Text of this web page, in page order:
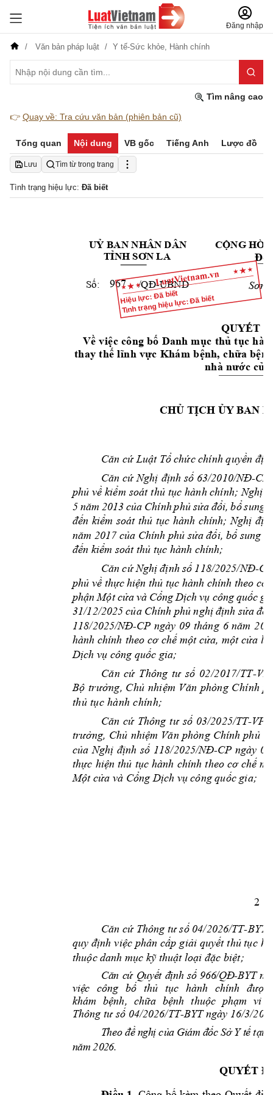
Đăng nhập
Văn bản pháp luật Y tế-Sức khỏe, Hành chính
Tìm nâng cao
👉 Quay về: Tra cứu văn bản (phiên bản cũ)
Tổng quan Nội dung VB gốc Tiếng Anh Lược đồ
Lưu Tìm từ trong trang
Tình trạng hiệu lực: Đã biết
Hiệu lực: Đã biết
Tình trạng hiệu lực: Đã biết
UỶ BAN NHÂN DÂN
TỈNH SƠN LA
CỘNG
Độc
Số: /QĐ-UBND Sơn
QUYẾT
Về việc công bố Danh mục thủ tục hàn
thay thế lĩnh vực Khám bệnh, chữa bệ
nhà nước củ
CHỦ TỊCH ỦY BAN
Căn cứ Luật Tổ chức chính quyền địa
Căn cứ Nghị định số 63/2010/NĐ-CP
phủ về kiểm soát thủ tục hành chính; Nghị
5 năm 2013 của Chính phủsửađổi, bổsung
đến kiểm soát thủ tục hành chính; Nghị
năm 2017 của Chính phủ sửa đổi, bổ sung
đến kiểm soát thủ tục hành chính;
Căn cứ Nghị định số 118/2025/NĐ-CP
phủ về thực hiện thủ tục hành chính theo cơ
phận Mộtcửa và CổngDịch vụ công quốc
31/12/2025 của Chính phủ nghịđịnh sửa
118/2025/NĐ-CP ngày 09 tháng 6 năm
hành chính theo cơ chế một cửa, một cửa
Dịch vụ công quốc gia;
Căn cứ Thông tư số 02/2017/TT-V
Bộ trưởng, Chủ nhiệm Văn phòng Chính
thủ tục hành chính;
Căn cứ Thông tư số 03/2025/TT-
trưởng, Chủ nhiệm Văn phòng Chính phủ
của Nghị định số 118/2025/NĐ-CP ngày
thực hiện thủ tục hành chính theo cơ chế
Một cửa và Cổng Dịch vụ công quốc gia;
967
2
Căn cứ Thông tư số 04/2026/TT-BYT
quy định việc phân cấp giải quyết thủ tục
thuộc danh mục kỹ thuật loại đặc biệt;
Căn cứ Quyết định số 966/QĐ-BYT n
việc công bố thủ tục hành chính
được
khám
bệnh, chữa bệnh thuộc phạm vi
Thông tư số 04/2026/TT-BYT ngày 16/3/
Theo đề nghị của Giám đốc Sở Y tế tại
năm 2026.
QUYẾT